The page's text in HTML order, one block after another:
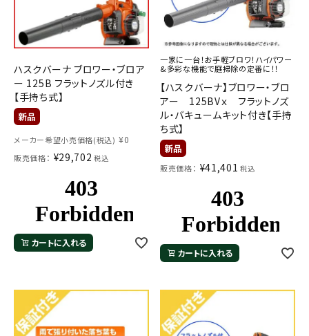
農業機械
農業資材
作業用品
補修部品
ブログ
利用ガイド FAQ
ハスクバーナ ブロワー・ブロア
ー 125B フラットノズル付き
【手持ち式】
メーカー希望小売価格(税込) ¥0
販売価格： ¥29,702 税込
カートに入れる
一家に一台！お手軽ブロワ！ハイパワー
&多彩な機能で庭掃除の定番に！！
【ハスクバーナ】ブロワー・ブロ
アー 125BVｘ フラットノズ
ル・バキュームキット付き【手持
ち式】
販売価格： ¥41,401 税込
カートに入れる